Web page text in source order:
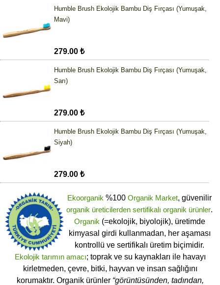
Humble Brush Ekolojik Bambu Diş Fırçası (Yumuşak,
Mavi)
279.00 ₺
Humble Brush Ekolojik Bambu Diş Fırçası (Yumuşak,
Sarı)
279.00 ₺
Humble Brush Ekolojik Bambu Diş Fırçası (Yumuşak,
Siyah)
279.00 ₺
Ekoorganik %100 Organik Market, güvenilir
organik üreticilerden sertifikalı organik ürünler.
Organik (=ekolojik, biyolojik), üretimde
kimyasal girdi kullanmadan, her aşaması
kontrollü ve sertifikalı üretim biçimidir.
Ekolojik tarımın amacı; toprak ve su kaynakları ile havayı
kirletmeden, çevre, bitki, hayvan ve insan sağlığını
korumaktır. Organik ürünler “görüntüsünden, tadından,